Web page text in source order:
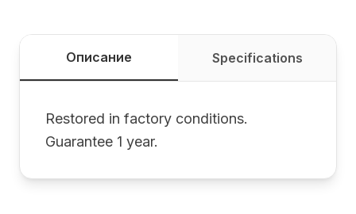
Описание Specifications
Restored in factory conditions.
Guarantee 1 year.